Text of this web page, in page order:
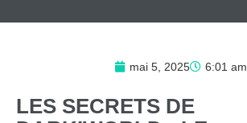
mai 5, 2025 6:01 am
LES SECRETS DE